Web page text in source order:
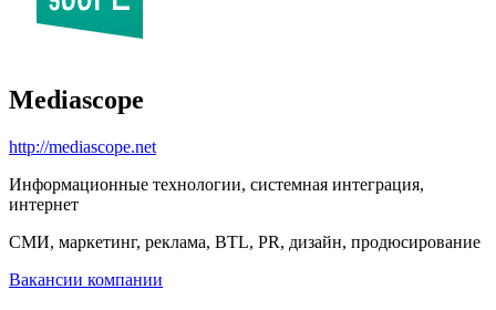
Mediascope
http://mediascope.net
Информационные технологии, системная интеграция,
интернет
СМИ, маркетинг, реклама, BTL, PR, дизайн, продюсирование
Вакансии компании